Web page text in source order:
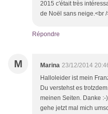
2015 c'était très
de Noël sans neige.<br
Répondre
M Marina 23/12/2014
Halloleider ist mein
Du verstehst es
meinen Seiten. Danke
gehe jetzt mal mich